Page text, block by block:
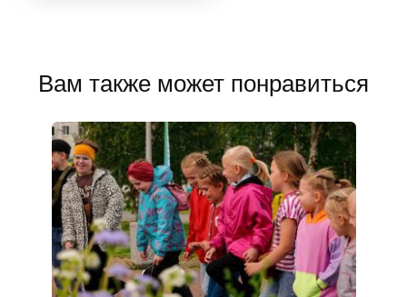
Вам также может понравиться